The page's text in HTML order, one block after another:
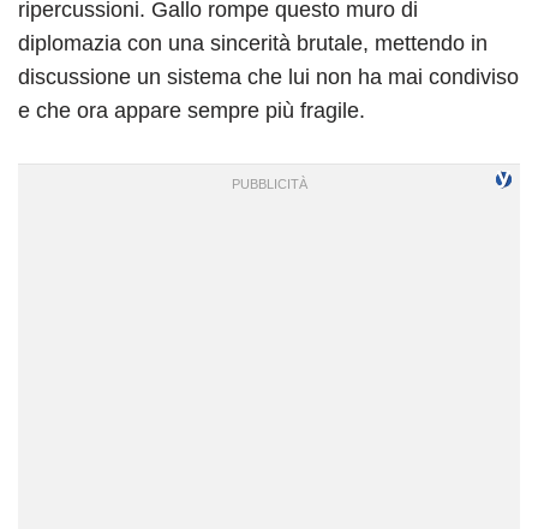
ripercussioni. Gallo rompe questo muro di
diplomazia con una sincerità brutale, mettendo in
discussione un sistema che lui non ha mai condiviso
e che ora appare sempre più fragile.